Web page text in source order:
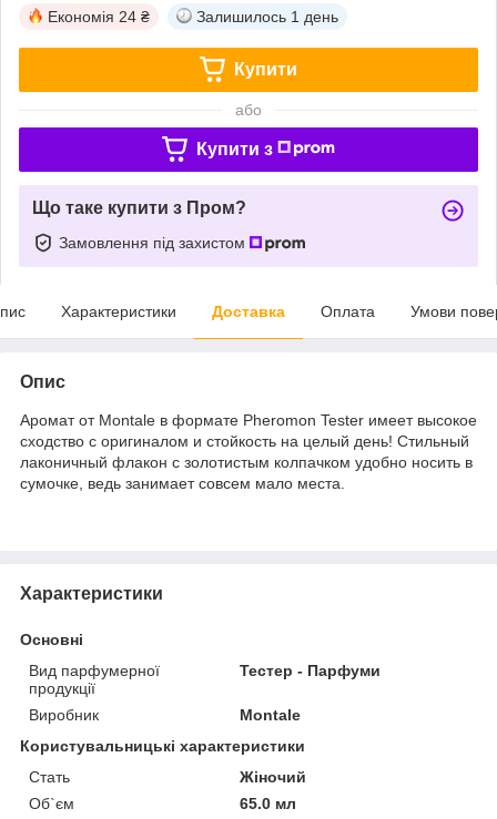
Економія 24 ₴ Залишилось 1 день
Купити
або
Купити з
Що таке купити з Пром?
Замовлення під захистом
Характеристики Доставка Оплата Умови
Опис
Аромат от Montale в формате Pheromon Tester имеет высокое
сходство с оригиналом и стойкость на целый день! Стильный
лаконичный флакон с золотистым колпачком удобно носить в
сумочке, ведь занимает совсем мало места.
Характеристики
Основні
Вид парфумерної
продукції
Тестер - Парфуми
Виробник
Montale
Користувальницькі характеристики
Стать
Жіночий
Об`єм
65.0 мл